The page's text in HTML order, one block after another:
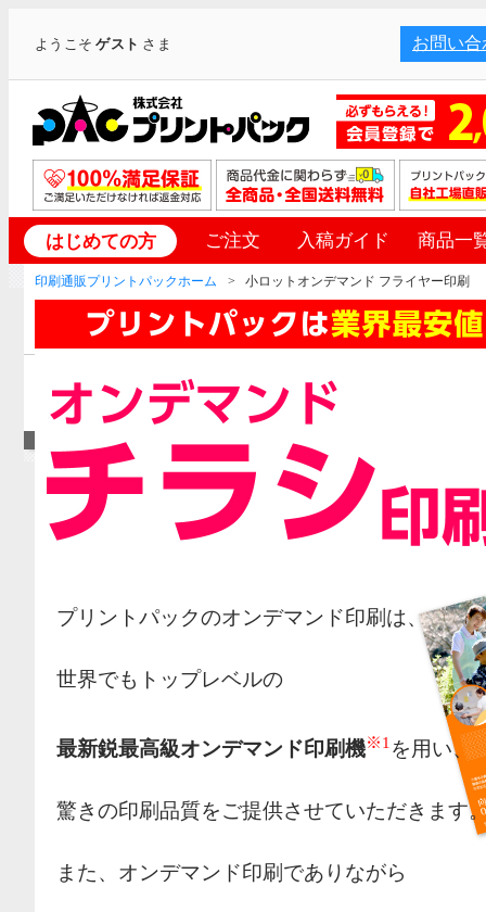
ようこそゲスト さま お問い合
はじめての方 ご注文 入稿ガイド 商品一
印刷通販プリントパックホーム 小ロットオンデマンド フライヤー印刷
プリントパックのオンデマンド印刷は、
世界でもトップレベルの
最新鋭最高級オンデマンド印刷機※1 を用い、
驚きの印刷品質をご提供させていただきます
また、オンデマンド印刷でありながら